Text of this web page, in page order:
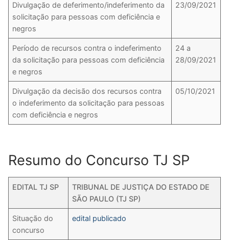
Divulgação de deferimento/indeferimento da
solicitação para pessoas com deficiência e
negros
23/09/2021
Período de recursos contra o indeferimento
da solicitação para pessoas com deficiência
e negros
24 a
28/09/2021
Divulgação da decisão dos recursos contra
o indeferimento da solicitação para pessoas
com deficiência e negros
05/10/2021
Resumo do Concurso TJ SP
EDITAL TJ SP
TRIBUNAL DE JUSTIÇA DO ESTADO DE
SÃO PAULO (TJ SP)
Situação do
concurso
edital publicado